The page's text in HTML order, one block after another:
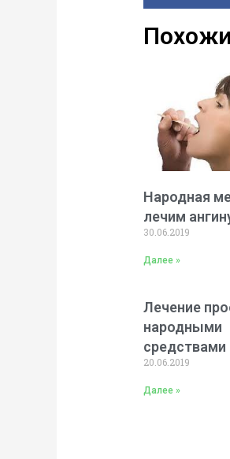
Народная
лечим
30.06.2019
Далее »
Лечение
народными
средствами
20.06.2019
Далее »